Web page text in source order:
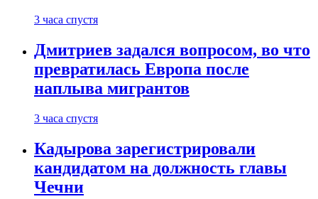
3 часа спустя
Дмитриев задался вопросом, во что
превратилась Европа после
наплыва мигрантов
3 часа спустя
Кадырова зарегистрировали
кандидатом на должность главы
Чечни